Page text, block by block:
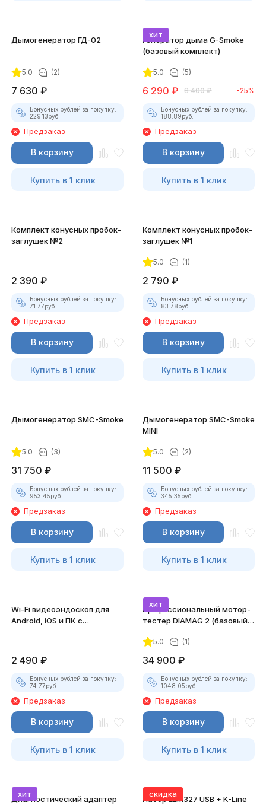
Дымогенератор ГД-02
5.0 (2)
7 630 ₽
Бонусных рублей за покупку:
229.13руб.
Предзаказ
В корзину
Купить в 1 клик
хит
Генератор дыма G-Smoke
(базовый комплект)
5.0 (5)
6 290 ₽ 8 400 ₽ -25%
Бонусных рублей за покупку:
188.89руб.
Предзаказ
В корзину
Купить в 1 клик
Комплект конусных пробок-
заглушек №2
2 390 ₽
Бонусных рублей за покупку:
71.77руб.
Предзаказ
В корзину
Купить в 1 клик
Комплект конусных пробок-
заглушек №1
5.0 (1)
2 790 ₽
Бонусных рублей за покупку:
83.78руб.
Предзаказ
В корзину
Купить в 1 клик
Дымогенератор SMC-Smoke
5.0 (3)
31 750 ₽
Бонусных рублей за покупку:
953.45руб.
Предзаказ
В корзину
Купить в 1 клик
Дымогенератор SMC-Smoke
MINI
5.0 (2)
11 500 ₽
Бонусных рублей за покупку:
345.35руб.
Предзаказ
В корзину
Купить в 1 клик
Wi-Fi видеоэндоскоп для
Android, iOS и ПК с
2 490 ₽
Бонусных рублей за покупку:
74.77руб.
Предзаказ
В корзину
Купить в 1 клик
хит
Профессиональный мотор-
тестер DIAMAG 2 (базовый
5.0 (1)
34 900 ₽
Бонусных рублей за покупку:
1048.05руб.
Предзаказ
В корзину
Купить в 1 клик
хит
Диагностический адаптер
скидка
Набор ELM327 USB + K-Line